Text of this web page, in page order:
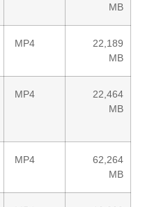
MB
MP4
22,189
MB
MP4
22,464
MB
MP4
62,264
MB